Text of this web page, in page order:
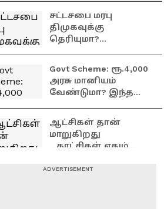
சட்டசபை மரபு
திமுகவுக்கு
தெரியுமா?
அமைச்சர் ஆதவ்
அர்ஜூனா
Govt Scheme: ரூ.4,000
அரசு மானியம்
வேண்டுமா? இந்த
போதும்!
ஆட்சிகள் தான்
மாறுகிறது
...காட்சிகள் ஏதும்
பிரேமலதா